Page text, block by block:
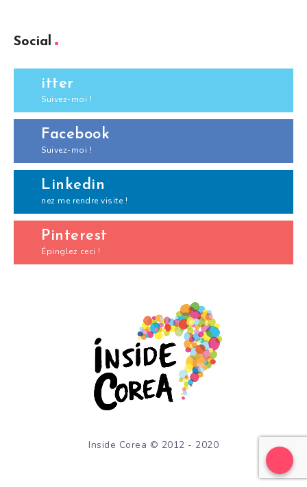
Social
itter
Suivez-moi !
Facebook
Suivez-moi !
Linkedin
nez me rendre visite !
Pinterest
Épinglez ceci !
Inside Corea © 2012 - 2020